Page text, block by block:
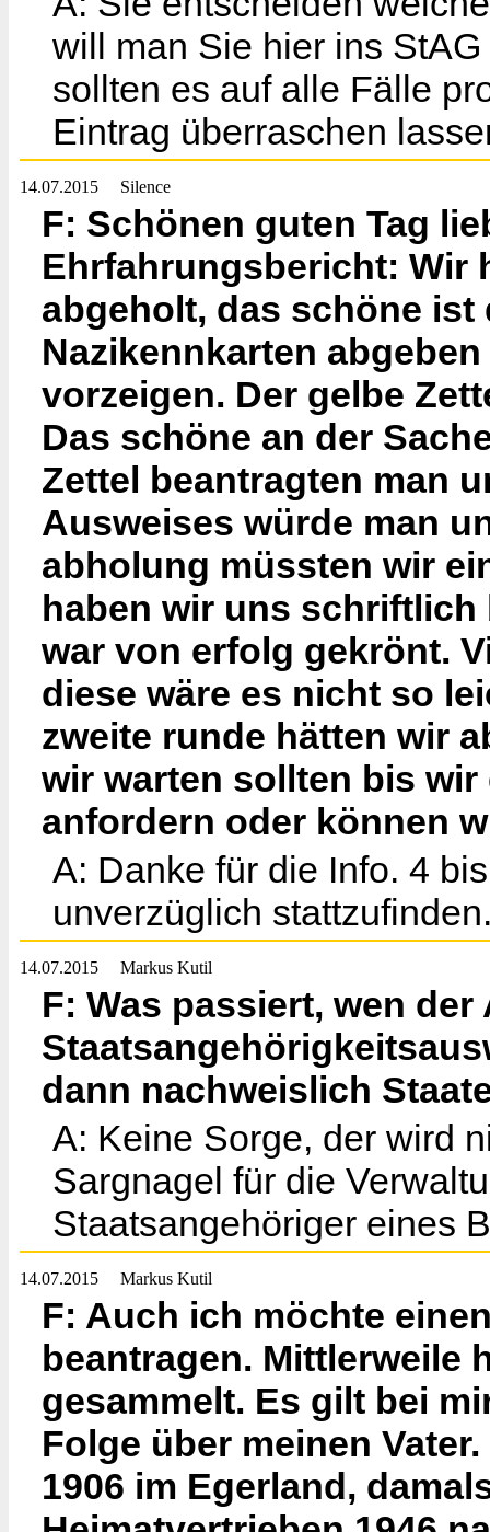
will man Sie hier ins
sollten es auf alle Fälle
Eintrag überraschen
14.07.2015 Silence
F: Schönen guten Tag
Ehrfahrungsbericht: Wir
abgeholt, das schöne
Nazikennkarten
vorzeigen. Der gelbe
Das schöne an der
Zettel beantragten man
Ausweises würde man
abholung müssten wir
haben wir uns
war von erfolg gekrönt.
diese wäre es nicht so
zweite runde hätten wir
wir warten sollten bis wir
anfordern oder können
A: Danke für die Info. 4
unverzüglich
14.07.2015 Markus Kutil
F: Was passiert, wen
dann nachweislich
A: Keine Sorge, der wird
Sargnagel für die
Staatsangehöriger eines
14.07.2015 Markus Kutil
F: Auch ich möchte
beantragen. Mittlerweile
gesammelt. Es gilt bei
Folge über meinen
1906 im Egerland,